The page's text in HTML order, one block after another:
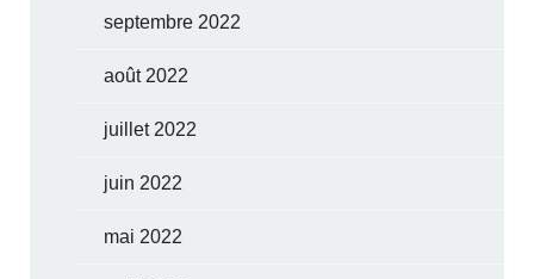
septembre 2022
août 2022
juillet 2022
juin 2022
mai 2022